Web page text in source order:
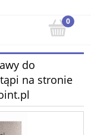
do
na stronie